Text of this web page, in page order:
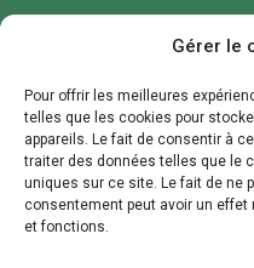
Gérer le
Pour offrir les meilleures
telles que les cookies pour
appareils. Le fait de consentir à
traiter des données telles que le
uniques sur ce site. Le fait de ne
consentement peut avoir un
et fonctions.
Blog
Votre guide de pêche
Contactez moi